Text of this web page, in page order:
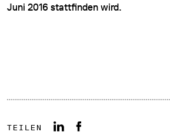
Juni 2016 stattfinden wird.
TEILEN